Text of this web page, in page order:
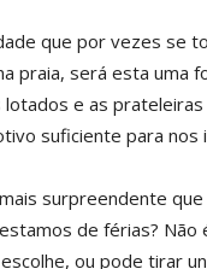
que por vezes se
praia, será esta uma
lotados e as
suficiente para nos
surpreendente
de férias?
ou pode tirar